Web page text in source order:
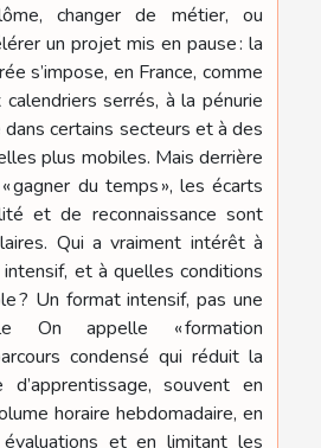
changer de métier, ou
un projet mis en pause : la
s’impose, en France, comme
serrés, à la pénurie
certains secteurs et à des
plus mobiles. Mais derrière
gagner du temps », les écarts
et de reconnaissance sont
Qui a vraiment intérêt à
et à quelles conditions
? Un format intensif, pas une
On appelle « formation
condensé qui réduit la
d’apprentissage, souvent en
horaire hebdomadaire, en
et en limitant les